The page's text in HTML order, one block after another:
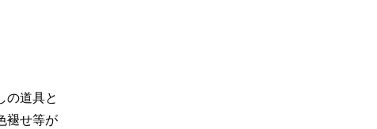
の道具と
褪せ等が